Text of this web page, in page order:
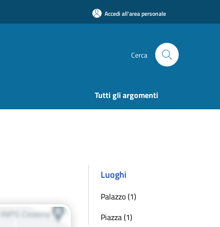
Accedi all'area personale
Cerca
Tutti gli argomenti
Luoghi
Palazzo (1)
Piazza (1)